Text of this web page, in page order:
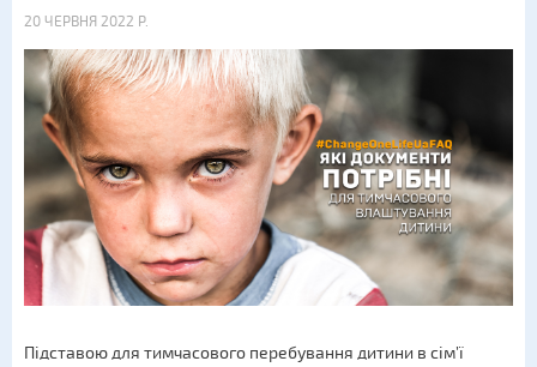
20 ЧЕРВНЯ 2022 Р.
Підставою для тимчасового перебування дитини в сім’ї